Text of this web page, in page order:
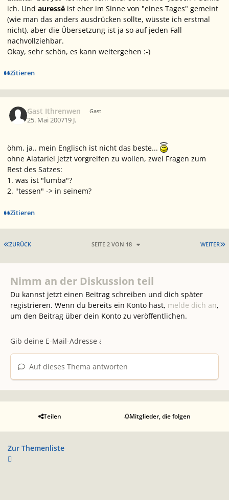
ich. Und auressë ist eher im Sinne von "eines Tages" gemeint
(wie man das anders ausdrücken sollte, wüsste ich erstmal
nicht), aber die Übersetzung ist ja so auf jeden Fall
nachvollziehbar.
Okay, sehr schön, es kann weitergehen :-)
Zitieren
Gast Ithrenwen Gast
25. Mai 200719 J.
öhm, ja.. mein Englisch ist nicht das beste...
ohne Alatariel jetzt vorgreifen zu wollen, zwei Fragen zum
Rest des Satzes:
1. was ist "lumba"?
2. "tessen" -> in seinem?
Zitieren
ERSTE SEITE
ZURÜCK WEITER
SEITE 2 VON 18
Nimm an der Diskussion teil
Du kannst jetzt einen Beitrag schreiben und dich später
registrieren. Wenn du bereits ein Konto hast, melde dich an,
um den Beitrag über dein Konto zu veröffentlichen.
Auf dieses Thema antworten
Teilen Mitglieder, die folgen
Zur Themenliste